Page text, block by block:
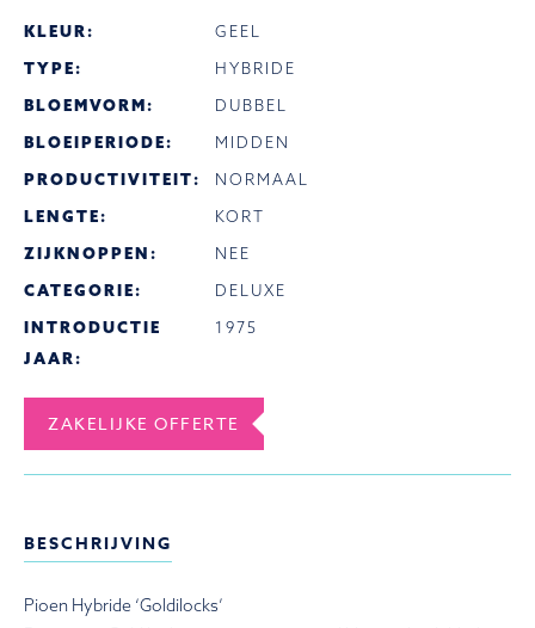
KLEUR:
GEEL
TYPE:
HYBRIDE
BLOEMVORM:
DUBBEL
BLOEIPERIODE:
MIDDEN
PRODUCTIVITEIT:
NORMAAL
LENGTE:
KORT
ZIJKNOPPEN:
NEE
CATEGORIE:
DELUXE
INTRODUCTIE
JAAR:
1975
ZAKELIJKE OFFERTE
BESCHRIJVING
Pioen Hybride ‘Goldilocks’